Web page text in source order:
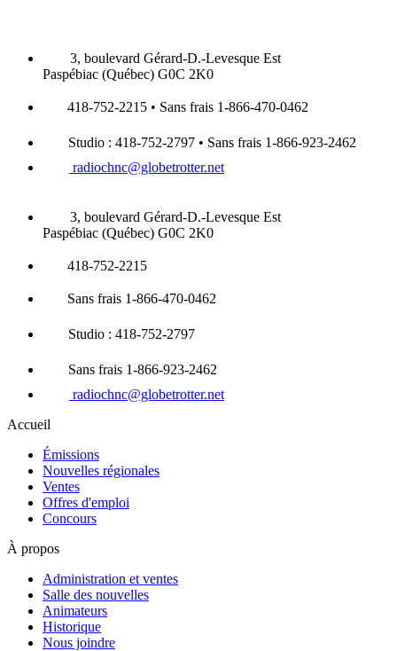
3, boulevard Gérard-D.-Levesque Est
Paspébiac (Québec) G0C 2K0
418-752-2215 • Sans frais 1-866-470-0462
Studio : 418-752-2797 • Sans frais 1-866-923-2462
radiochnc@globetrotter.net
3, boulevard Gérard-D.-Levesque Est
Paspébiac (Québec) G0C 2K0
418-752-2215
Sans frais 1-866-470-0462
Studio : 418-752-2797
Sans frais 1-866-923-2462
radiochnc@globetrotter.net
Accueil
Émissions
Nouvelles régionales
Ventes
Offres d'emploi
Concours
À propos
Administration et ventes
Salle des nouvelles
Animateurs
Historique
Nous joindre